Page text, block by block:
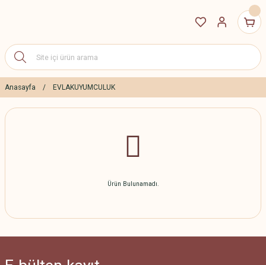
Anasayfa EVLAKUYUMCULUK
Ürün Bulunamadı.